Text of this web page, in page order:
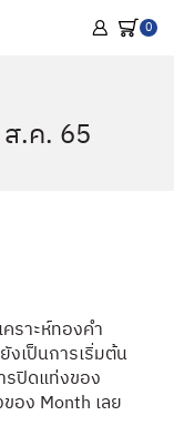
0
.ค. 65
ราะห์ทองคำ
งเป็นการเริ่มต้น
รปิดแท่งของ
อง Month เลย